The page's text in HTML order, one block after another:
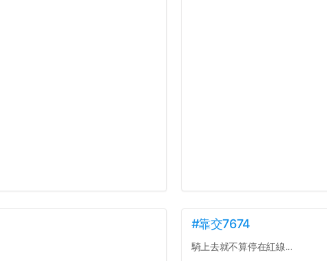
#靠交7674
騎上去就不算停在紅線...